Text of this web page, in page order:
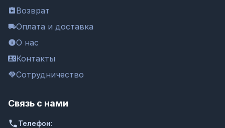
Возврат
Оплата и доставка
О нас
Контакты
Сотрудничество
Связь с нами
Телефон: